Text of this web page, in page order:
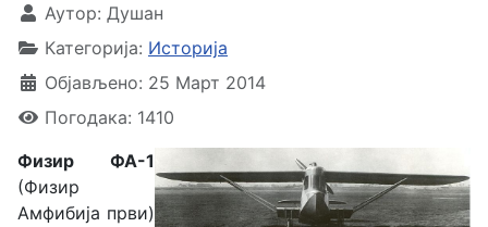
Аутор: Душан
Категорија: Историја
Објављено: 25 Март 2014
Погодака: 1410
Физир ФА-1
(Физир
Амфибија први)